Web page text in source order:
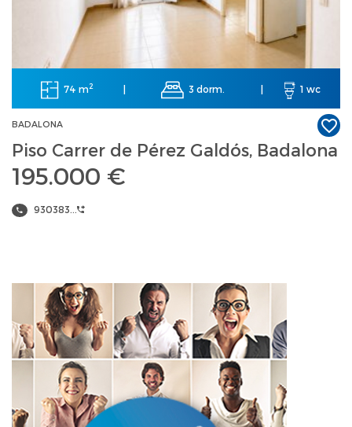
74 m2 3 dorm. 1 wc
BADALONA
Piso Carrer de Pérez Galdós, Badalona
195.000 €
930383...